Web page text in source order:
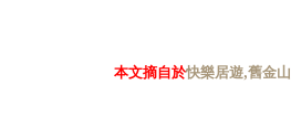
本文摘自於快樂居遊,舊金山